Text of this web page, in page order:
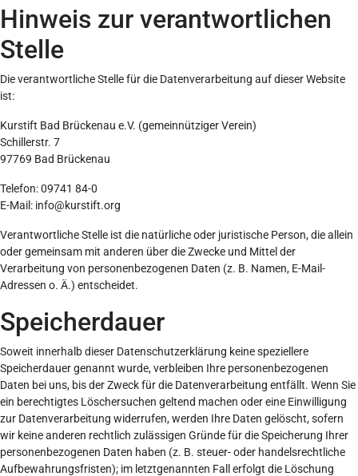
Hinweis zur verantwortlichen
Stelle
Die verantwortliche Stelle für die Datenverarbeitung auf dieser Website
ist:
Kurstift Bad Brückenau e.V. (gemeinnütziger Verein)
Schillerstr. 7
97769 Bad Brückenau
Telefon: 09741 84-0
E-Mail: info@kurstift.org
Verantwortliche Stelle ist die natürliche oder juristische Person, die allein
oder gemeinsam mit anderen über die Zwecke und Mittel der
Verarbeitung von personenbezogenen Daten (z. B. Namen, E-Mail-
Adressen o. Ä.) entscheidet.
Speicherdauer
Soweit innerhalb dieser Datenschutzerklärung keine speziellere
Speicherdauer genannt wurde, verbleiben Ihre personenbezogenen
Daten bei uns, bis der Zweck für die Datenverarbeitung entfällt. Wenn Sie
ein berechtigtes Löschersuchen geltend machen oder eine Einwilligung
zur Datenverarbeitung widerrufen, werden Ihre Daten gelöscht, sofern
wir keine anderen rechtlich zulässigen Gründe für die Speicherung Ihrer
personenbezogenen Daten haben (z. B. steuer- oder handelsrechtliche
Aufbewahrungsfristen); im letztgenannten Fall erfolgt die Löschung